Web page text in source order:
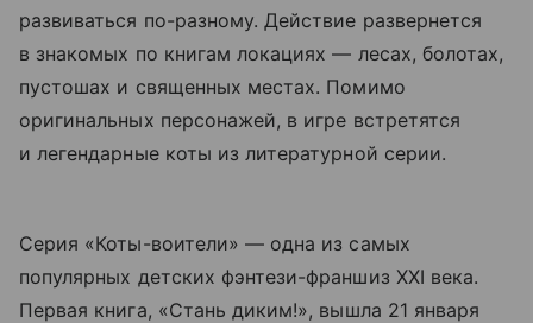
развиваться по-разному. Действие развернется
в знакомых по книгам локациях — лесах, болотах,
пустошах и священных местах. Помимо
оригинальных персонажей, в игре встретятся
и легендарные коты из литературной серии.
Серия «Коты-воители» — одна из самых
популярных детских фэнтези-франшиз XXI века.
Первая книга, «Стань диким!», вышла 21 января